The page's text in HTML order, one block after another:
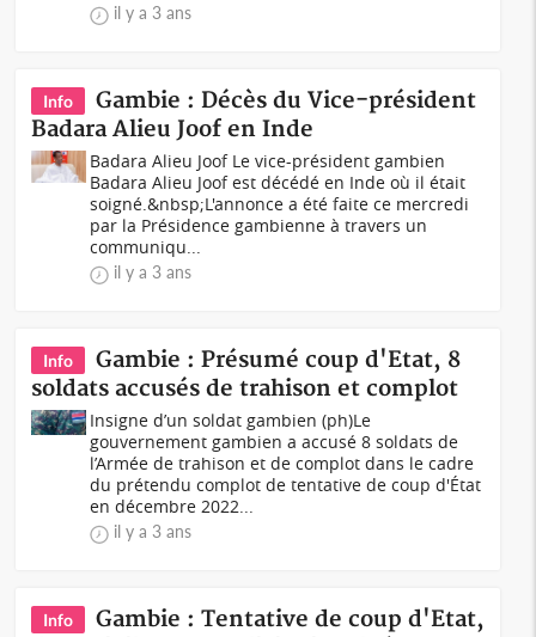
il y a 3 ans
Info
Gambie : Décès du Vice-président
Badara Alieu Joof en Inde
Badara Alieu Joof Le vice-président gambien
Badara Alieu Joof est décédé en Inde où il était
soigné.&nbsp;L'annonce a été faite ce mercredi
par la Présidence gambienne à travers un
communiqu...
il y a 3 ans
Info
Gambie : Présumé coup d'Etat, 8
soldats accusés de trahison et complot
Insigne d’un soldat gambien (ph)Le
gouvernement gambien a accusé 8 soldats de
l’Armée de trahison et de complot dans le cadre
du prétendu complot de tentative de coup d'État
en décembre 2022...
il y a 3 ans
Info
Gambie : Tentative de coup d'Etat,